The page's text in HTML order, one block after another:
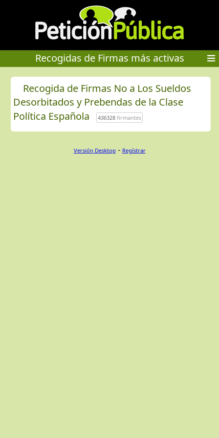
Recogidas de Firmas más activas
Recogida de Firmas No a Los Sueldos
Desorbitados y Prebendas de la Clase
Política Española
436328firmantes
Versión Desktop - Regístrar